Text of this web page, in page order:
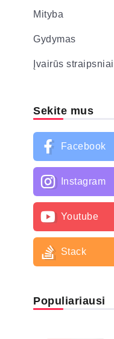
Mityba
Gydymas
Įvairūs straipsniai
Sekite mus
Facebook
Instagram
Youtube
Stack
Populiariausi